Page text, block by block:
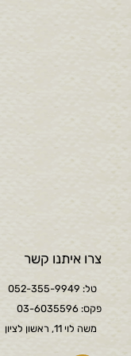
צרו איתנו קשר
טל: 052-355-9949
פקס: 03-6035596
משה לוי 11, ראשון לציון